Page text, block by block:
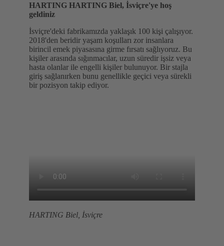
HARTING HARTING Biel, İsviçre'ye hoş
geldiniz
İsviçre'deki fabrikamızda yaklaşık 100 kişi çalışıyor.
2018'den beridir yaşam koşulları zor insanlara
birincil emek piyasasına girme fırsatı sağlıyoruz. Bu
kişiler arasında sığınmacılar, uzun süredir işsiz veya
hasta olanlar ile engelli kişiler bulunuyor. Bir stajla
giriş sağlanırken bunu genellikle geçici veya sürekli
bir pozisyon takip ediyor.
HARTING Biel, İsviçre